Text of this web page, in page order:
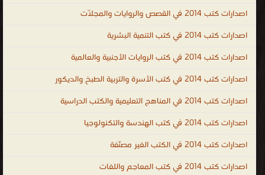
اصدارات كتب 2014 في القصص والروايات والمجلّات
اصدارات كتب 2014 في كتب التنمية البشرية
اصدارات كتب 2014 في كتب الروايات الأجنبية والعالمية
اصدارات كتب 2014 في كتب الأسرة والتربية الطبخ والديكور
اصدارات كتب 2014 في المناهج التعليمية والكتب الدراسية
اصدارات كتب 2014 في كتب الهندسة والتكنولوجيا
اصدارات كتب 2014 في الكتب الغير مصنّفة
اصدارات كتب 2014 في كتب المعاجم واللغات